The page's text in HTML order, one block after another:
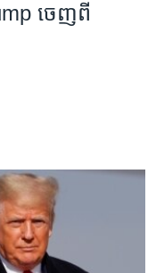
ចេញ​ពី​